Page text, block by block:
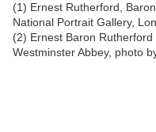
(1) Ernest Rutherford,
National Portrait Gallery,
(2) Ernest Baron
Westminster Abbey, photo